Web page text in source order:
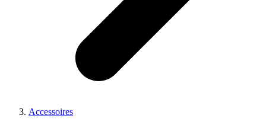
Accessoires